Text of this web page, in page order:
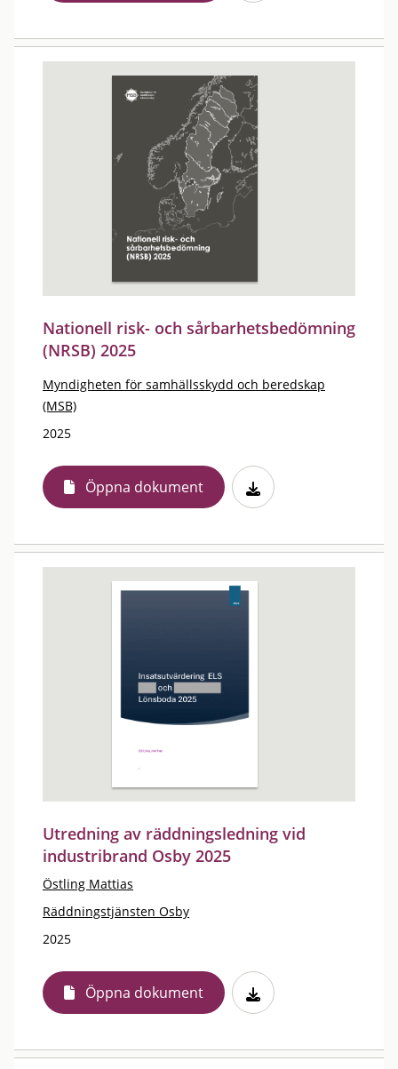
Nationell risk- och sårbarhetsbedömning
(NRSB) 2025
Myndigheten för samhällsskydd och beredskap
(MSB)
2025
Öppna dokument
Utredning av räddningsledning vid
industribrand Osby 2025
Östling Mattias
Räddningstjänsten Osby
2025
Öppna dokument